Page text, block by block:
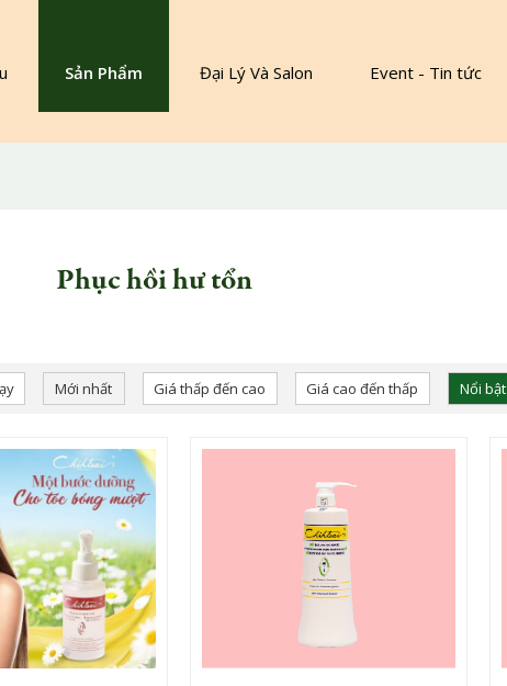
Sản Phẩm Đại Lý Và Salon Event - Tin tức
Phục hồi hư tổn
Mới nhất Giá thấp đến cao Giá cao đến thấp Nổi bật